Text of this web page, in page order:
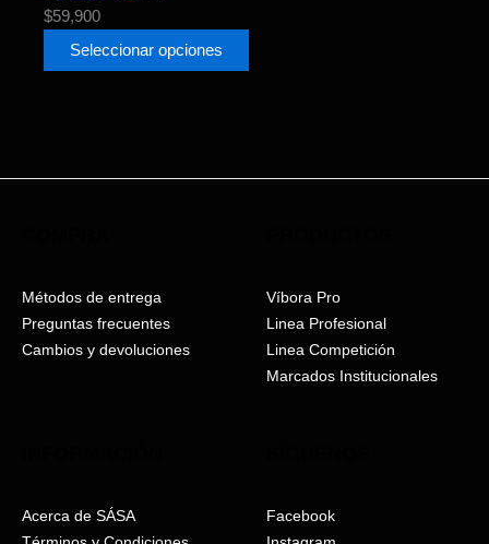
$59,900
Seleccionar opciones
de
Métodos de entrega
Preguntas frecuentes
Cambios y devoluciones
Víbora Pro
Linea Profesional
Linea Competición
Marcados Institucionales
Acerca de SÁSA
Facebook